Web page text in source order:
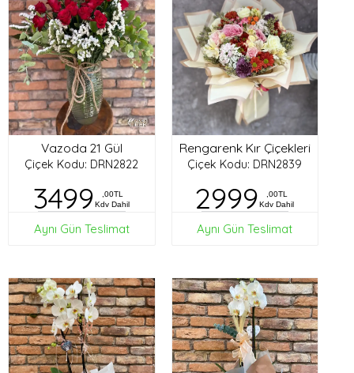
Vazoda 21 Gül
Çiçek Kodu: DRN2822
3499
,00TL
Kdv Dahil
Aynı Gün Teslimat
Rengarenk Kır Çiçekleri
Çiçek Kodu: DRN2839
2999
,00TL
Kdv Dahil
Aynı Gün Teslimat